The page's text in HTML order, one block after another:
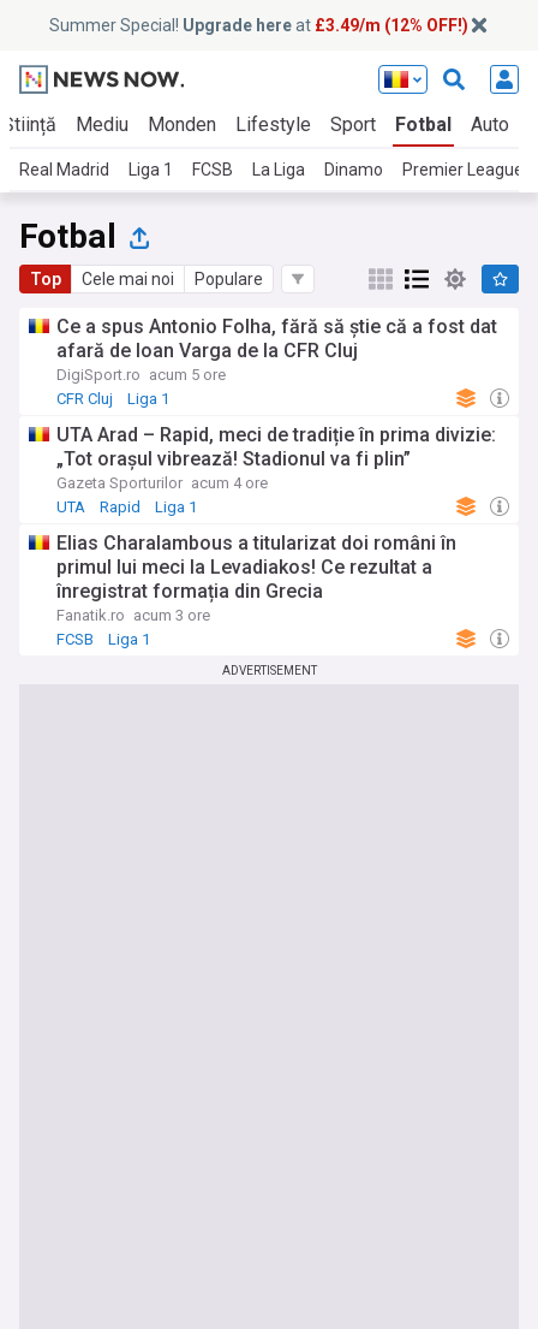
Summer Special! Upgrade hereat £3.49/m (12% OFF!)
Știință Mediu Monden Lifestyle Sport Fotbal Auto
Real Madrid Liga 1 FCSB La Liga Dinamo Premier League
Fotbal
Top Cele mai noi Populare
Ce a spus Antonio Folha, fără să știe că a fost dat
afară de Ioan Varga de la CFR Cluj
DigiSport.ro acum 5 ore
CFR Cluj
Liga 1
UTA Arad – Rapid, meci de tradiție în prima divizie:
„Tot orașul vibrează! Stadionul va fi plin”
Gazeta Sporturilor acum 4 ore
UTA
Rapid Liga 1
Elias Charalambous a titularizat doi români în
primul lui meci la Levadiakos! Ce rezultat a
înregistrat formația din Grecia
Fanatik.ro acum 3 ore
FCSB
Liga 1
ADVERTISEMENT